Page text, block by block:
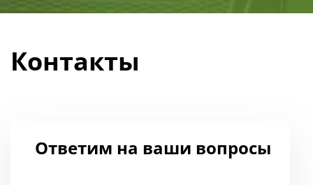
Контакты
Ответим на ваши вопросы